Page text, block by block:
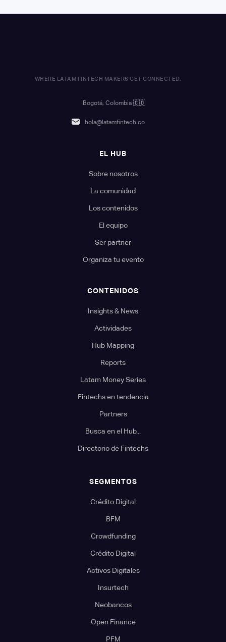
WHERE LATAM FINTECH MAKERS GET CONNECTED.
Bogotá, Colombia 🇨🇴
hola@latamfintech.co
EL HUB
Sobre nosotros
La comunidad
Los contenidos
El equipo
Ser partner
Organiza tu evento
CONTENIDOS
Insights & News
Actividades
Hub Mapping
Reports
Latam Money Series
Fintechs en tendencia
Partners
Busca en el Hub...
Directorio de Fintechs
SEGMENTOS
Crédito Digital
BFM
Crowdfunding
Crédito Digital
Activos Digitales
Insurtech
Neobancos
Open Finance
PFM